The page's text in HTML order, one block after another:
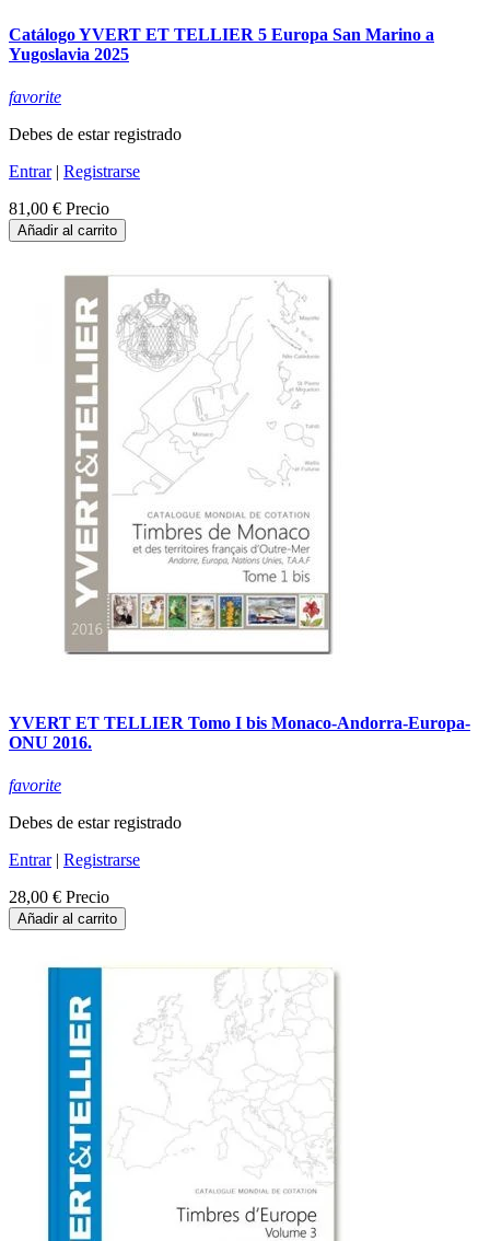
Catálogo YVERT ET TELLIER 5 Europa San Marino a
Yugoslavia 2025
favorite
Debes de estar registrado
Entrar| Registrarse
81,00 € Precio
Añadir al carrito
YVERT ET TELLIER Tomo I bis Monaco-Andorra-Europa-
ONU 2016.
favorite
Debes de estar registrado
Entrar| Registrarse
28,00 € Precio
Añadir al carrito